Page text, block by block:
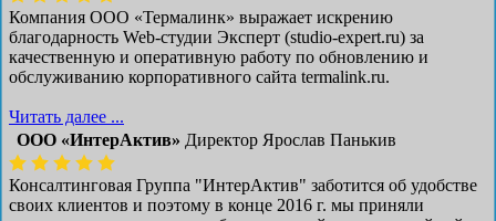
Компания ООО «Термалинк» выражает искрению
благодарность Web-студии Эксперт (studio-expert.ru) за
качественную и оперативную работу по обновлению и
обслуживанию корпоративного сайта termalink.ru.
Читать далее ...
ООО «ИнтерАктив» Директор Ярослав Панькив
Консалтинговая Группа "ИнтерАктив" заботится об удобстве
своих клиентов и поэтому в конце 2016 г. мы приняли